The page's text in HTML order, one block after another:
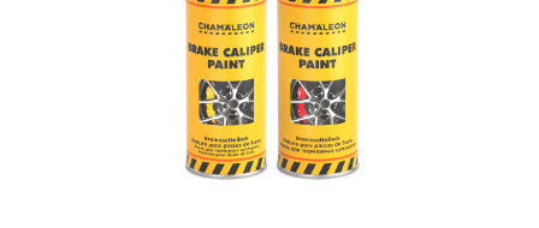
DOCUMENTS POUR MEMBRES